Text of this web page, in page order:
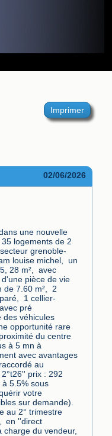
Imprimer
02/06/2026
une nouvelle
logements de 2
grenoble-
louise michel,  un
28 m²,  avec
pièce de vie
de 7.60 m²,  2
1 cellier-
pré
des véhicules
opportunité rare
du centre
à 5 mn à
avec avantages
au
prix : 292
5.5% sous
votre
sur demande).
au 2° trimestre
en ''direct
du vendeur,